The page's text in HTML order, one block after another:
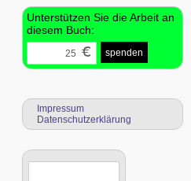
Impressum
Datenschutzerklärung
Unterstützen Sie die Arbeit an
diesem Buch:
spenden